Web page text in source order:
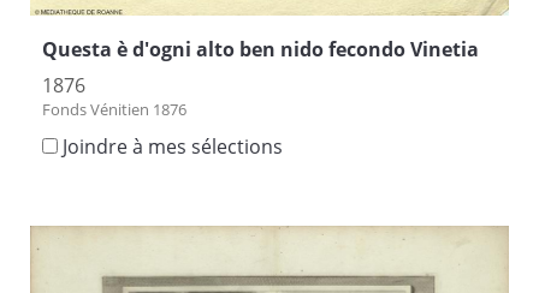
Questa è d'ogni alto ben nido fecondo Vinetia
1876
Fonds Vénitien 1876
Joindre à mes sélections